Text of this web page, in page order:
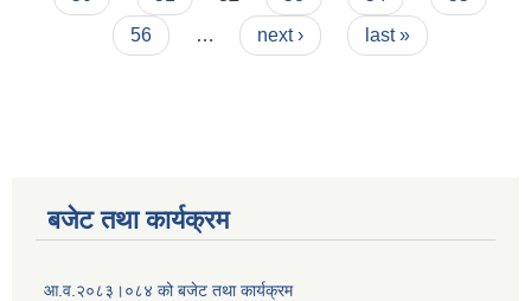
56
… next › last »
बजेट तथा कार्यक्रम
आ.व.२०८३।०८४ को बजेट तथा कार्यक्रम